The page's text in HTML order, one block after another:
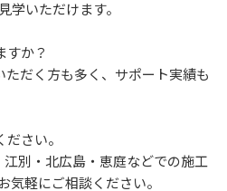
学いただけます。
すか？
だく方も多く、サポート実績も
さい。
別・北広島・恵庭などでの施工
気軽にご相談ください。